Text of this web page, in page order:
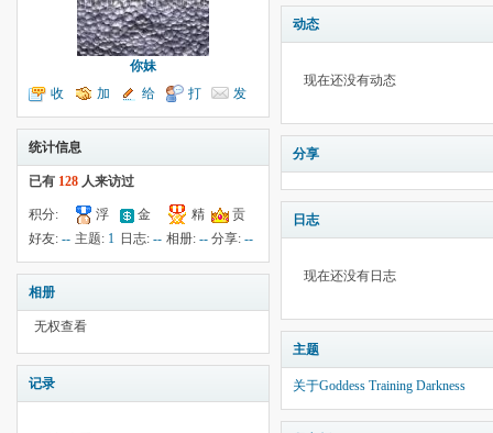
你妹
收
听TA
加
为好友
给
我留言
打
个招呼
发
送消息
统计信息
已有 128 人来访过
积分:
-14
浮
云:
金
钱:12
精
华:--
贡
献:--
好友: -- 主题: 1 日志:-- 相册: -- 分享:--
相册
无权查看
记录
动态
现在还没有动态
分享
日志
现在还没有日志
主题
关于Goddess Training Darkness